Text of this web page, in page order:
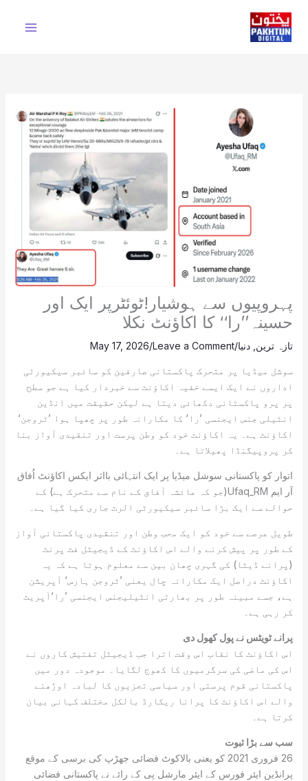
content
پہروپیوں سے ہوشیار!ٹوئٹرپر ایک اور
حسینہ’’را‘‘ کا اکاؤنٹ نکلا
تازہ ترین دنیا/
Leave a Comment
/
May 17, 2026
سوشل میڈیا پر متحرک پاکستانی صارفین کو سائبر سیکیورٹی
اداروں نے ایک ایسے خفیہ اکاؤنٹ سے خبردار کیا ہے جو سطح
پر پرو پاکستانی دکھائی دیتا ہے لیکن حقیقت میں انڈین
انٹیلی جنس ایجنسی ’را‘ کا مکارانہ طور پر چھپا ہوا ’ٹروجن‘
اکاؤنٹ ہے۔ یہ اکاؤنٹ خود کو وطن پرست اور تنقیدی آواز بنا
کر پروپیگنڈا پھیلاتا ہے۔
اتوار کو پاکستانی سوشل میڈیا پر ایک انتہائی بااثر ایکس اکاؤنٹ اُفاق
آر ایم Ufaq_RM(جو کہ عائشہ آفاق کے نام سے متحرک ہے) کے
حوالے سے ایک بڑا سائبر سیکیورٹی الرٹ جاری کیا گیا ہے۔
طویل عرصے سے خود کو ایک محب وطن اور تنقیدی پاکستانی آواز
کے طور پر پیش کرنے والے اس اکاؤنٹ کے ڈیجیٹل فٹ پرنٹ
(پرانے ڈیٹا) کی گہری چھان بین سے معلوم ہوتا ہے کہ یہ
اکاؤنٹ دراصل ایک مکارانہ چال یعنی ’ٹروجن ہارس‘ آپریشن
ہے، جسے مبینہ طور پر بھارتی انٹیلیجنس ایجنسی ’را‘آپریٹ
کر رہی ہے۔
پرانے ٹویٹس نے پول کھول دی
اس اکاؤنٹ کا نقاب اس وقت اترا جب ڈیجیٹل تفتیش کاروں نے
اس کی ماضی کی سرگرمیوں کا کھوج لگایا۔ موجودہ دور میں
پاکستانی قوم پرستی اور سیاسی تجزیوں کا لبادہ اوڑھنے
والے اس اکاؤنٹ کا پرانا ریکارڈ بالکل مختلف کہانی بیان
کرتا ہے۔
سب سے بڑا ثبوت
26 فروری 2021 کو یعنی بالاکوٹ فضائی جھڑپ کی برسی کے موقع
پرانڈین ایئر فورس کے ایئر مارشل پی کے رائے نے پاکستانی فضائی